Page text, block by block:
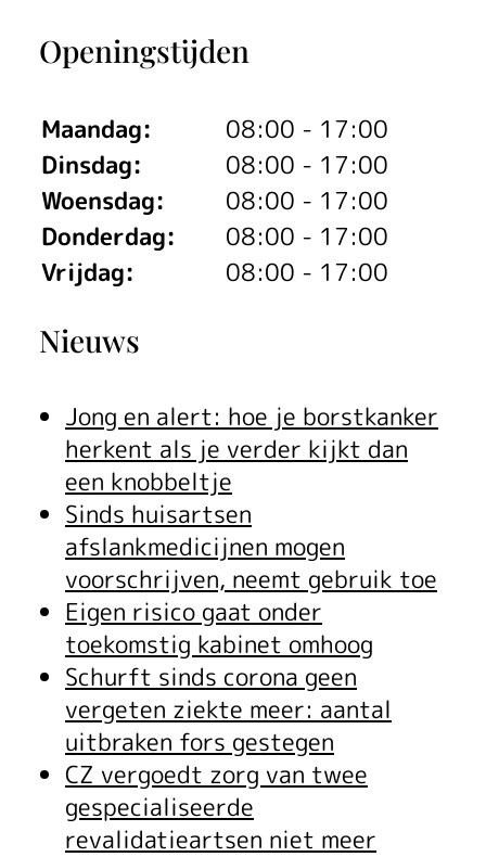
Openingstijden
Maandag:
08:00 - 17:00
Dinsdag:
08:00 - 17:00
Woensdag:
08:00 - 17:00
Donderdag:
08:00 - 17:00
Vrijdag:
08:00 - 17:00
Nieuws
Jong en alert: hoe je borstkanker
herkent als je verder kijkt dan
een knobbeltje
Sinds huisartsen
afslankmedicijnen mogen
voorschrijven, neemt gebruik toe
Eigen risico gaat onder
toekomstig kabinet omhoog
Schurft sinds corona geen
vergeten ziekte meer: aantal
uitbraken fors gestegen
CZ vergoedt zorg van twee
gespecialiseerde
revalidatieartsen niet meer